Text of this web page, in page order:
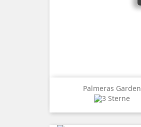
Palmeras Garden